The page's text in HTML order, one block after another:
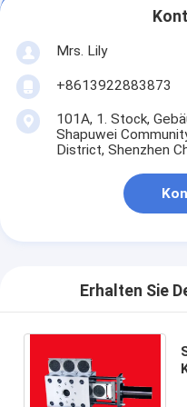
Mrs. Lily
+8613922883873
101A, 1. Stock,
Shapuwei
District, Shenzhen
Erhalten Sie